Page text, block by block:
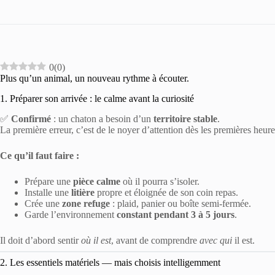
0(0)
Plus qu’un animal, un nouveau rythme à écouter.
1. Préparer son arrivée : le calme avant la curiosité
✅ Confirmé : un chaton a besoin d’un territoire stable.
La première erreur, c’est de le noyer d’attention dès les premières
Ce qu’il faut faire :
Prépare une pièce calme où il pourra s’isoler.
Installe une litière propre et éloignée de son coin repas.
Crée une zone refuge : plaid, panier ou boîte semi-fermée.
Garde l’environnement constant pendant 3 à 5 jours.
Il doit d’abord sentiroù il est, avant de comprendre avec qui il est.
2. Les essentiels matériels — mais choisis intelligemment